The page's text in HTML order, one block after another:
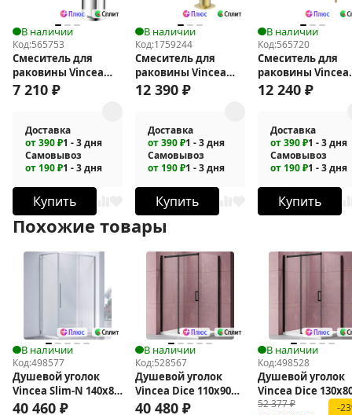
В наличии
Код:565753
Смеситель для
раковины Vincea
Arco VBF-4AR01CH
7 210 ₽
Доставка
от 390 ₽1 - 3 дня
Самовывоз
от 190 ₽1 - 3 дня
Купить
В наличии
Код:1759244
Смеситель для
раковины Vincea
Domus VBF-5DM01BG
12 390 ₽
Доставка
от 390 ₽1 - 3 дня
Самовывоз
от 190 ₽1 - 3 дня
Купить
В наличии
Код:565720
Смеситель для
раковины Vincea
Rim VBFW-
12 240 ₽
Доставка
от 390 ₽1 - 3 дня
Самовывоз
от 190 ₽1 - 3 дня
Купить
Похожие товары
В наличии
Код:498577
Душевой уголок
Vincea Slim-N 140x80
VSR-4SN8014CL
40 460 ₽
В наличии
Код:528567
Душевой уголок
Vincea Dice 110x90
VSR-4D9011CLB
40 480 ₽
В наличии
Код:498528
Душевой уголок
Vincea Dice
VSR-4D8013CLB
52 377₽ -